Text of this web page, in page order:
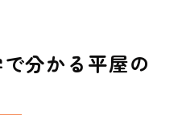
分かる平屋の